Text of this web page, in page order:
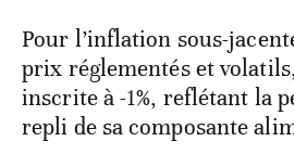
Pour l’inflation sous-
prix réglementés et
inscrite à -1%, reflétant la
repli de sa composante